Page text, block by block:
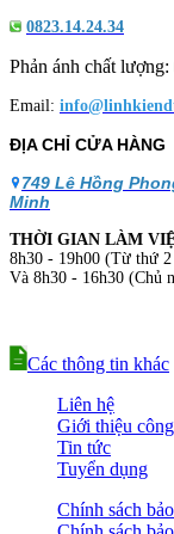
0823.14.24.34
Phản ánh chất lượng:
Email:
ĐỊA CHỈ CỬA HÀNG
749 Lê Hồng
Minh
THỜI GIAN LÀM
8h30 - 19h00 (Từ thứ
Và 8h30 - 16h30 (Chủ
Các thông tin khác
Liên hệ
Giới thiệu
Tin tức
Tuyển dụng
Chính sách